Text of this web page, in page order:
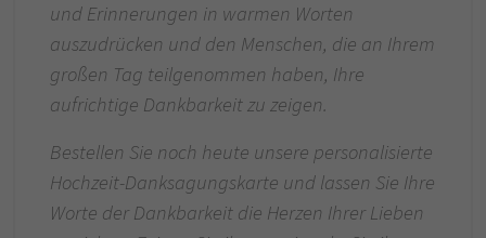
und Erinnerungen in warmen Worten
auszudrücken und den Menschen, die an Ihrem
großen Tag teilgenommen haben, Ihre
aufrichtige Dankbarkeit zu zeigen.
Bestellen Sie noch heute unsere personalisierte
Hochzeit-Danksagungskarte und lassen Sie Ihre
Worte der Dankbarkeit die Herzen Ihrer Lieben